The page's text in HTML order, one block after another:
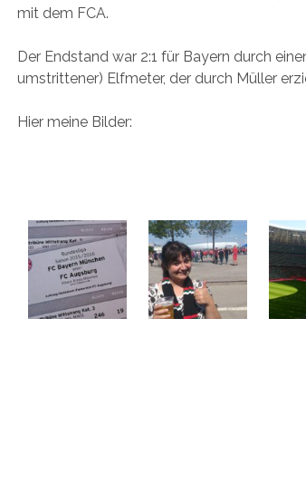
mit dem FCA.
Der Endstand war 2:1 für Bayern durch
umstrittener) Elfmeter, der durch Müller
Hier meine Bilder: